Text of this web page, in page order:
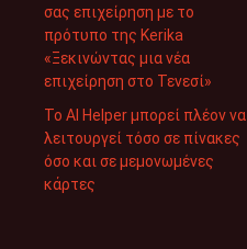
σας επιχείρηση με το
πρότυπο της Kerika
«Ξεκινώντας μια νέα
επιχείρηση στο Τενεσί»
Το AI Helper μπορεί πλέον να
λειτουργεί τόσο σε πίνακες
όσο και σε μεμονωμένες
κάρτες